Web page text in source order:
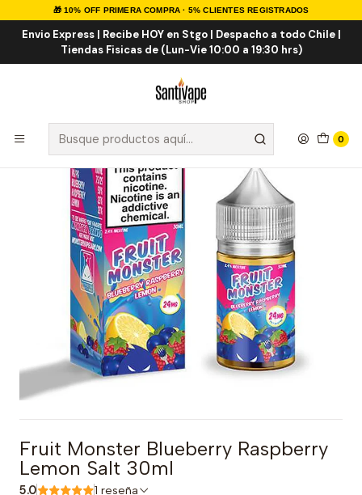
🎁 10% OFF PRIMERA COMPRA · 5% CLIENTES REGISTRADOS
Envio Express | Recibe HOY en Stgo | Despacho a todo Chile |
Tiendas Fisicas de (Lun-Vie 10:00 a 19:30 hrs)
0
Inicio Sales de Nicotina Salt Nic Importadas
Fruit Monster Blueberry Raspberry Lemon Salt 30ml
Fruit Monster Blueberry Raspberry
Lemon Salt 30ml
5.0 1 reseña